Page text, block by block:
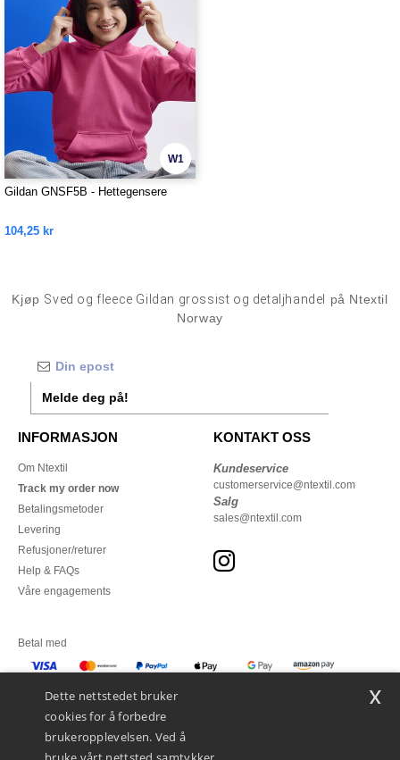
W1
Gildan GNSF5B - Hettegensere
104,25 kr
Kjøp Sved og fleece Gildan grossist og detaljhandel
på Ntextil
Norway
Melde deg på!
INFORMASJON
Om Ntextil
Track my order now
Betalingsmetoder
Levering
Refusjoner/returer
Help & FAQs
Våre engagements
KONTAKT OSS
Kundeservice
customerservice@ntextil.com
Salg
sales@ntextil.com
Betal med
Dette nettstedet bruker
cookies for å forbedre
brukeropplevelsen. Ved å
x